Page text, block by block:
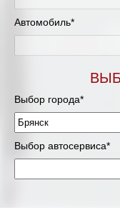
Автомобиль*
Выбор города*
Выбор автосервиса*